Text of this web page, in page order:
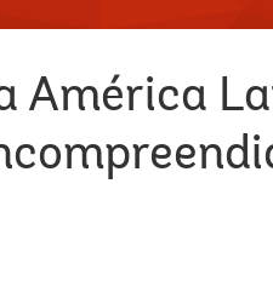
América